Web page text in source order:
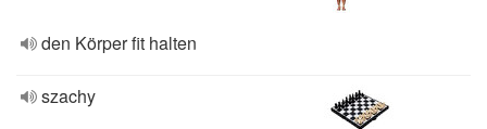
den Körper fit halten
szachy